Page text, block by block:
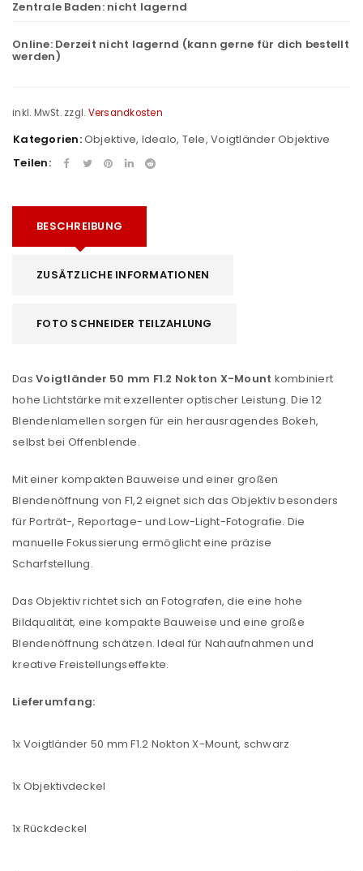
Zentrale Baden: nicht lagernd
Online: Derzeit nicht lagernd (kann gerne für dich bestellt
werden)
inkl. MwSt. zzgl. Versandkosten
Kategorien:Objektive, Idealo, Tele, Voigtländer Objektive
Teilen:
BESCHREIBUNG
ZUSÄTZLICHE INFORMATIONEN
FOTO SCHNEIDER TEILZAHLUNG
Das Voigtländer 50 mm F1.2 Nokton X-Mount kombiniert
hohe Lichtstärke mit exzellenter optischer Leistung. Die 12
Blendenlamellen sorgen für ein herausragendes Bokeh,
selbst bei Offenblende.
Mit einer kompakten Bauweise und einer großen
Blendenöffnung von F1,2 eignet sich das Objektiv besonders
für Porträt-, Reportage- und Low-Light-Fotografie. Die
manuelle Fokussierung ermöglicht eine präzise
Scharfstellung.
Das Objektiv richtet sich an Fotografen, die eine hohe
Bildqualität, eine kompakte Bauweise und eine große
Blendenöffnung schätzen. Ideal für Nahaufnahmen und
kreative Freistellungseffekte.
Lieferumfang:
1x Voigtländer 50 mm F1.2 Nokton X-Mount, schwarz
1x Objektivdeckel
1x Rückdeckel